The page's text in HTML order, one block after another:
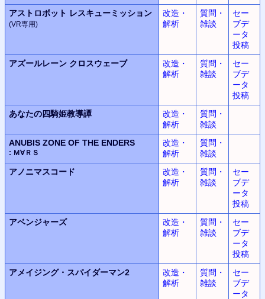
アストロボット レスキューミッション
(VR専用)
改造・
解析
質問・
雑談
セー
ブデ
ータ
投稿
アズールレーン クロスウェーブ
改造・
解析
質問・
雑談
セー
ブデ
ータ
投稿
あなたの四騎姫教導譚
改造・
解析
質問・
雑談
ANUBIS ZONE OF THE ENDERS
: Ｍ∀ＲＳ
改造・
解析
質問・
雑談
アノニマスコード
改造・
解析
質問・
雑談
セー
ブデ
ータ
投稿
アベンジャーズ
改造・
解析
質問・
雑談
セー
ブデ
ータ
投稿
アメイジング・スパイダーマン2
改造・
解析
質問・
雑談
セー
ブデ
ータ